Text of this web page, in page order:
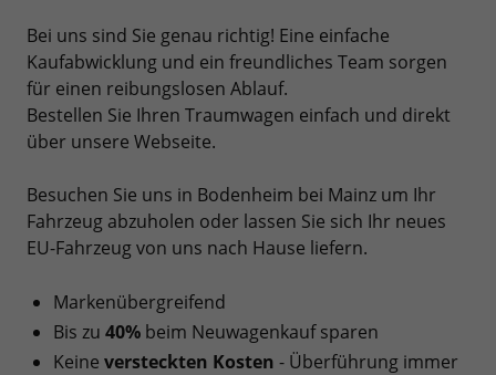
Bei uns sind Sie genau richtig! Eine einfache
Kaufabwicklung und ein freundliches Team sorgen
für einen reibungslosen Ablauf.
Bestellen Sie Ihren Traumwagen einfach und direkt
über unsere Webseite.
Besuchen Sie uns in Bodenheim bei Mainz um Ihr
Fahrzeug abzuholen oder lassen Sie sich Ihr neues
EU-Fahrzeug von uns nach Hause liefern.
Markenübergreifend
Bis zu 40% beim Neuwagenkauf sparen
Keine versteckten Kosten - Überführung immer